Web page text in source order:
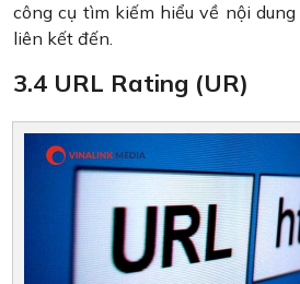
công cụ tìm kiếm hiểu về nội
liên kết đến.
3.4 URL Rating (UR)